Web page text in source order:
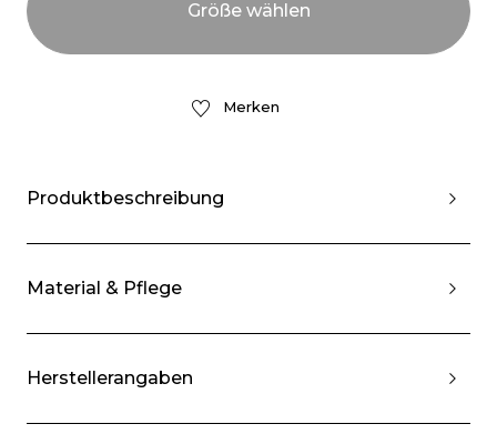
Merken
Produktbeschreibung
Material & Pflege
Herstellerangaben